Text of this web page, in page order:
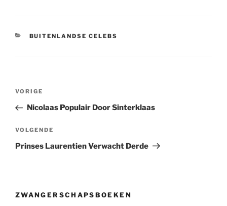
CATEGORIEËN
BUITENLANDSE CELEBS
Berichtnavigatie
Vorig
bericht
VORIGE
Nicolaas Populair Door Sinterklaas
Volgend
bericht
VOLGENDE
Prinses Laurentien Verwacht Derde
ZWANGERSCHAPSBOEKEN